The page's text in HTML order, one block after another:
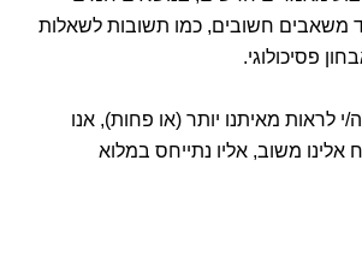
משאבים חשובים, כמו תשובות לשאלות
פסיכולוגי.
לראות מאיתנו יותר (או פחות), אנו
אלינו משוב, אליו נתייחס במלוא